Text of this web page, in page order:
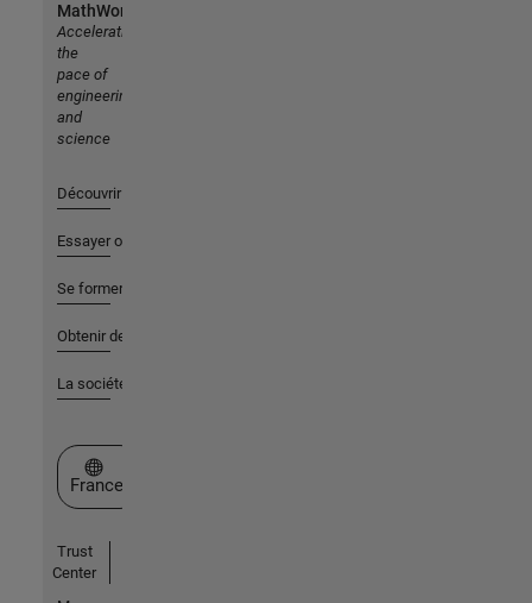
MathWorks
Accelerating
the
pace of
engineering
and
science
Découvrir les produits
Essayer ou acheter
Se former
Obtenir de l'aide
La société
Sélectionner un site web
France
Trust
Center